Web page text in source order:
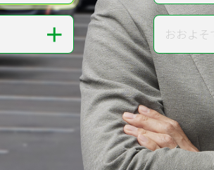
＋ 走行距離 おおよそ
無料で査定する